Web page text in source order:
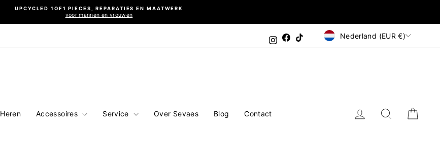
Diavoorstelling
pauzeren
UPCYCLED 1OF1 PIECES, REPARATIES EN MAATWERK
voor mannen en vrouwen
InstagramFacebook
TikTok Valuta
Nederland (EUR €)
Heren Accessoires Service Over Sevaes Blog Contact Inloggen Zoeken